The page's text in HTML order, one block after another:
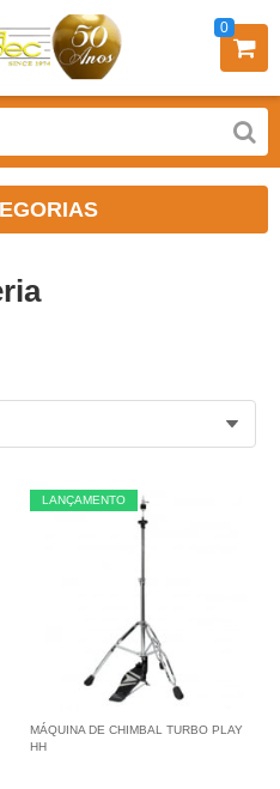
0
LANÇAMENTO
MÁQUINA DE CHIMBAL TURBO PLAY
HH